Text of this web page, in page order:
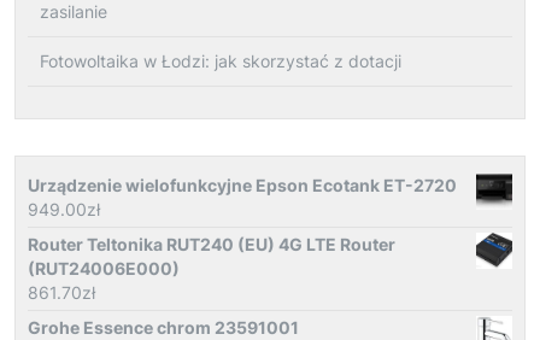
zasilanie
Fotowoltaika w Łodzi: jak skorzystać z dotacji
Urządzenie wielofunkcyjne Epson Ecotank ET-2720
949.00zł
Router Teltonika RUT240 (EU) 4G LTE Router
(RUT24006E000)
861.70zł
Grohe Essence chrom 23591001